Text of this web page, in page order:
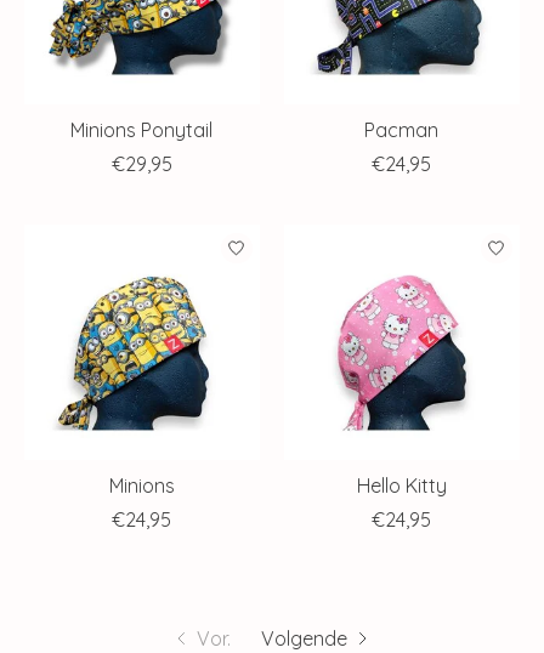
Minions Ponytail
€29,95
Pacman
€24,95
Minions
€24,95
Hello Kitty
€24,95
Vor. Volgende